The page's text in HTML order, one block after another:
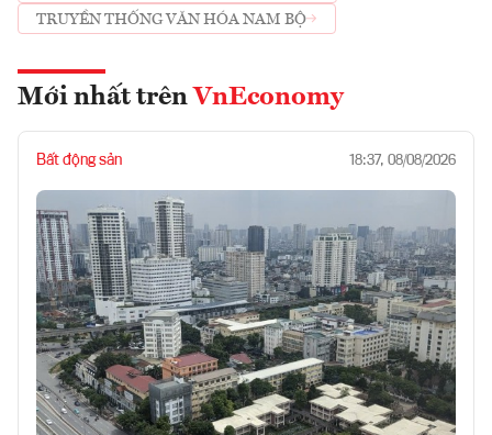
TRUYỀN THỐNG VĂN HÓA NAM BỘ
Mới nhất trên VnEconomy
Bất động sản 18:37, 08/08/2026